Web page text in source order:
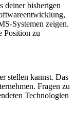
deiner bisherigen
Systemen zeigen.
Position zu
stellen kannst. Das
Fragen zu
Technologien